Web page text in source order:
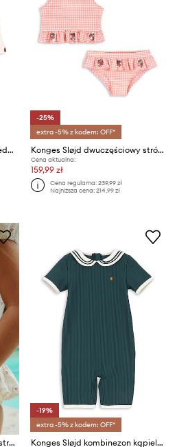
Konges Sløjd strój kąpielowy jednoczęściowy dziecięcy MANUCA SWIM ONESIE
-25%
extra -5% z kodem: OFF*
Konges Sløjd dwuczęściowy strój kąpielowy dziecięcy ETTA BIKINI
Cena aktualna:
159,99 zł
Cena regularna:239,99 zł
Najniższa cena:214,99 zł
Konges Sløjd jednoczęściowy strój kąpielowy dziecięcy MALTI SWIMSUIT GRS
-19%
extra -5% z kodem: OFF*
Konges Sløjd kombinezon kąpielowy dziecięcy SAILOR ONESIE GRS